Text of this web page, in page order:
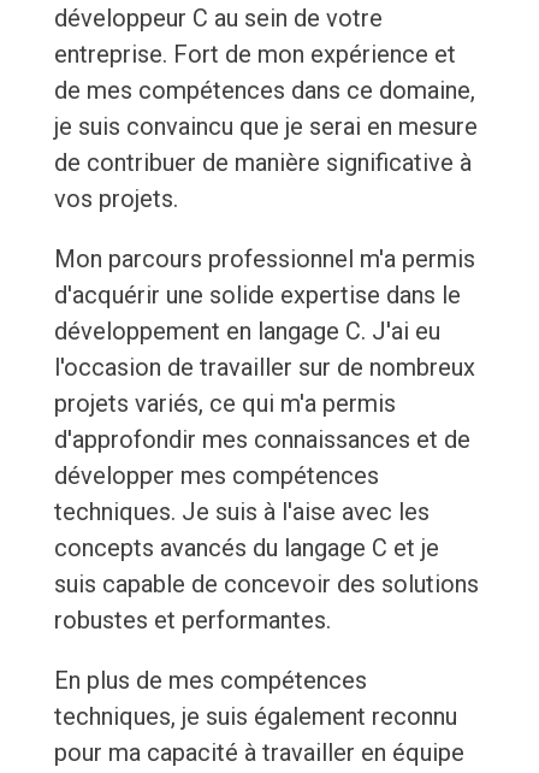
développeur C au sein de votre
entreprise. Fort de mon expérience et
de mes compétences dans ce domaine,
je suis convaincu que je serai en mesure
de contribuer de manière significative à
vos projets.
Mon parcours professionnel m'a permis
d'acquérir une solide expertise dans le
développement en langage C. J'ai eu
l'occasion de travailler sur de nombreux
projets variés, ce qui m'a permis
d'approfondir mes connaissances et de
développer mes compétences
techniques. Je suis à l'aise avec les
concepts avancés du langage C et je
suis capable de concevoir des solutions
robustes et performantes.
En plus de mes compétences
techniques, je suis également reconnu
pour ma capacité à travailler en équipe